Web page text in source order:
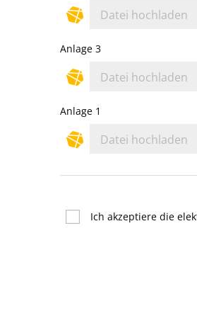
Datei hochladen
Anlage 3
Datei hochladen
Anlage 1
Datei hochladen
Ich akzeptiere die